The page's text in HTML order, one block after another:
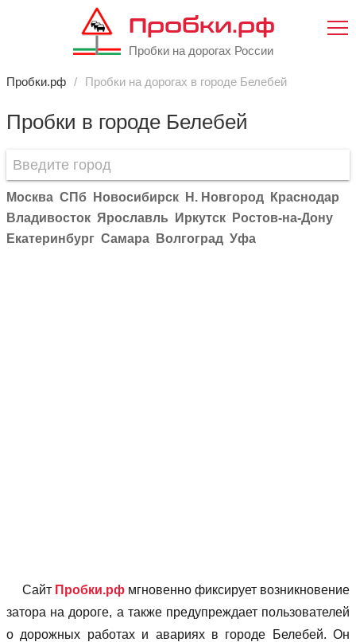
Пробки.рф
Пробки на дорогах России
Пробки.рф Пробки на дорогах в городе Белебей
Пробки в городе Белебей
Москва СПб Новосибирск Н. Новгород
Краснодар
Владивосток Ярославль Иркутск
Ростов-на-Дону
Екатеринбург Самара Волгоград Уфа
Сайт Пробки.рф мгновенно фиксирует возникновение
затора на дороге, а также предупреждает пользователей
о дорожных работах и авариях в городе Белебей. Он